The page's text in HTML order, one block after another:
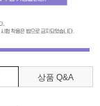
상품 Q&A